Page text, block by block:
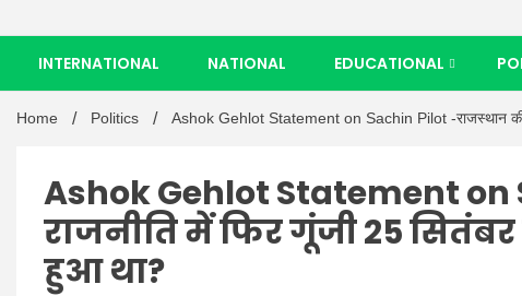
INTERNATIONAL NATIONAL EDUCATIONAL
Home Politics Ashok Gehlot Statement on Sachin Pilot -राजस्थान की
Ashok Gehlot Statement
राजनीति में फिर गूंजी 25
हुआ था?